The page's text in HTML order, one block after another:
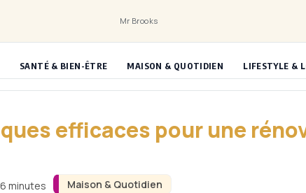
Mr Brooks
SANTÉ & BIEN-ÊTRE MAISON & QUOTIDIEN LIFESTYLE &
Maison & Quotidien
efficaces pour une
minutes